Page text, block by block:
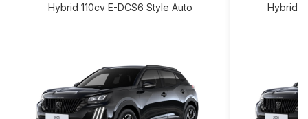
Hybrid 110cv E-DCS6 Style Auto Hybrid